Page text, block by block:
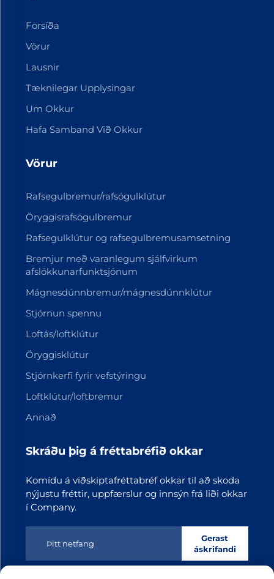
Forsíða
Vörur
Lausnir
Tæknilegar Upplysingar
Um Okkur
Hafa Samband Við Okkur
Vörur
Rafsegulbremur/rafsögulklútur
Öryggisrafsögulbremur
Rafsegulklútur og rafsegulbremusamsetning
Bremjur með varanlegum sjálfvirkum
afslökkunarfunktsjónum
Mágnesdúnnbremur/mágnesdúnnklútur
Stjórnun spennu
Loftás/loftklútur
Öryggisklútur
Stjórnkerfi fyrir vefstýringu
Loftklútur/loftbremur
Annað
Skráðu þig á fréttabréfið okkar
Komídu á viðskiptafréttabréf okkar til að skoda
nýjustu fréttir, uppfærslur og innsýn frá liði okkar
í Company.
Gerast
áskrifandi